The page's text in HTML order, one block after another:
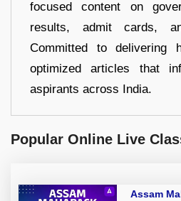
focused content on
results, admit cards,
Committed to delivering
optimized articles that
aspirants across India.
Popular Online Live
Assam